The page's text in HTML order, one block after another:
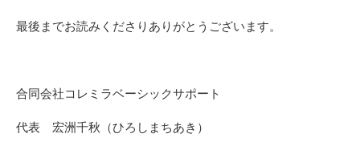
最後までお読みくださりありがとうございます。
合同会社コレミラベーシックサポート
代表 宏洲千秋（ひろしまちあき）